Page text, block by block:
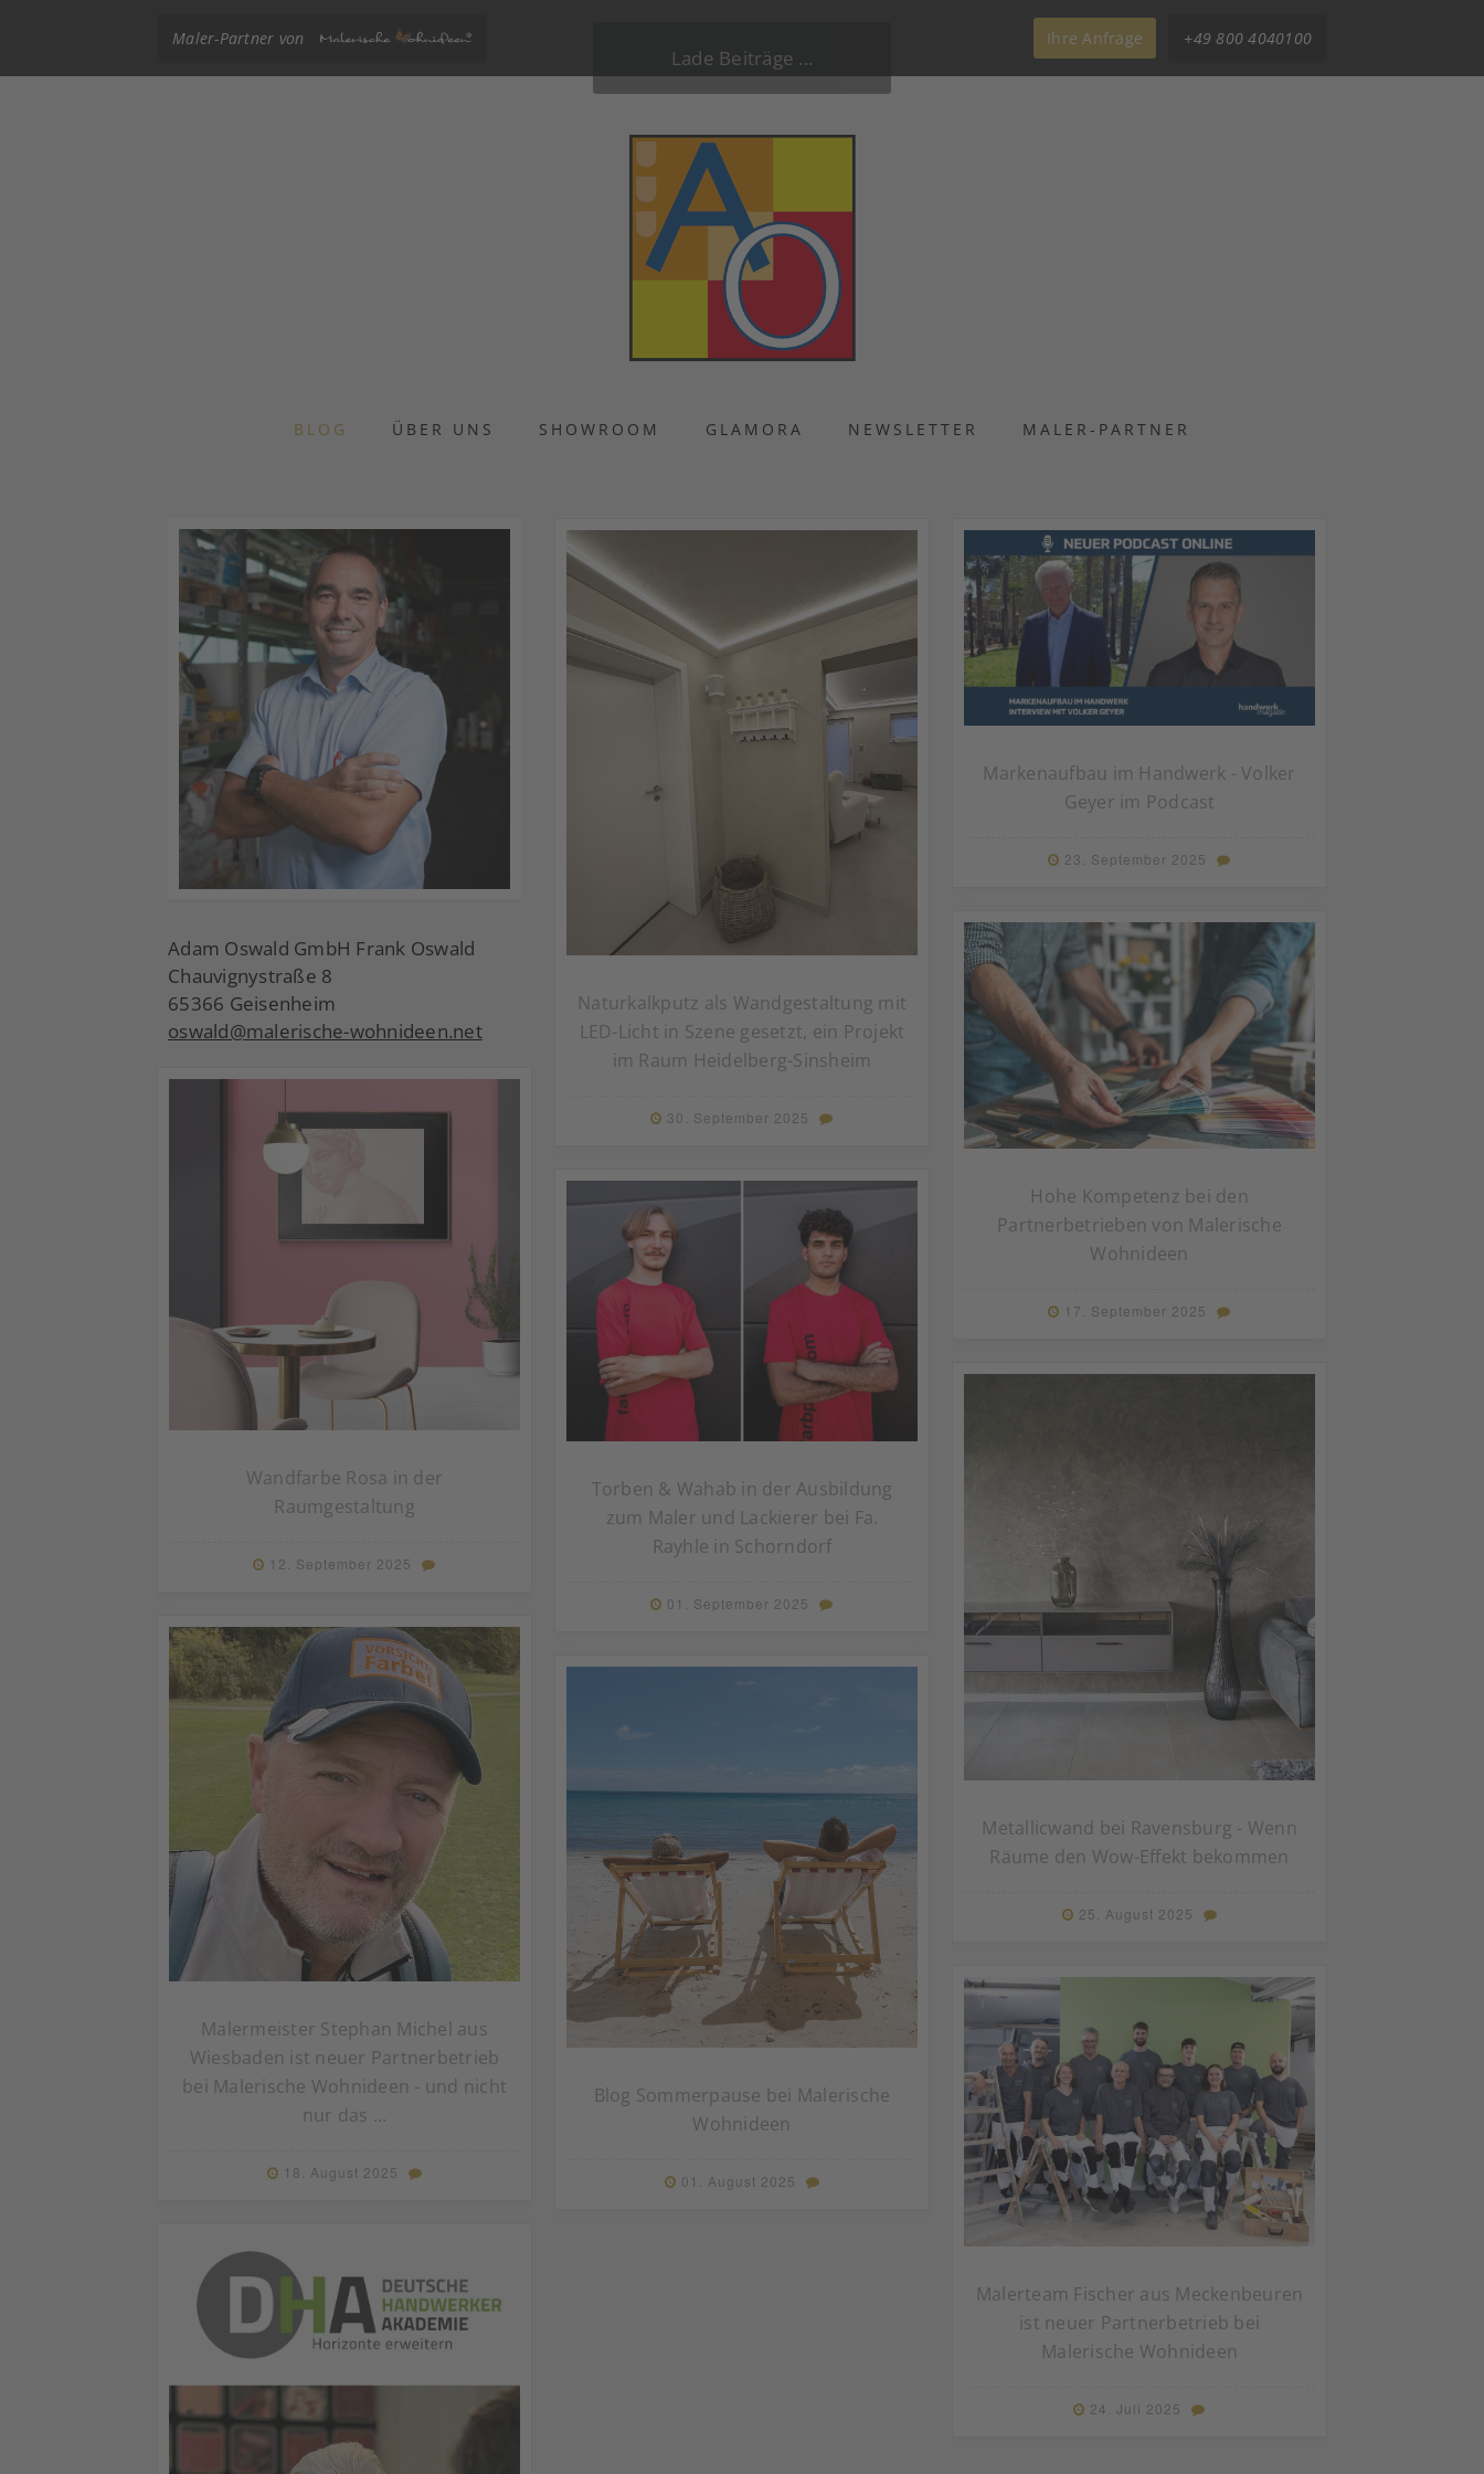
Maler-Partner von Ihre Anfrage +49 800 4040100
BLOG ÜBER UNS SHOWROOM GLAMORA NEWSLETTER MALER-PARTNER
Adam Oswald GmbH Frank Oswald
Chauvignystraße 8
65366 Geisenheim
oswald@malerische-wohnideen.net
Naturkalkputz als Wandgestaltung mit
LED-Licht in Szene gesetzt, ein Projekt
im Raum Heidelberg-Sinsheim
30. September 2025
Markenaufbau im Handwerk - Volker
Geyer im Podcast
23. September 2025
Hohe Kompetenz bei den
Partnerbetrieben von Malerische
Wohnideen
17. September 2025
Wandfarbe Rosa in der
Raumgestaltung
12. September 2025
Torben & Wahab in der Ausbildung
zum Maler und Lackierer bei Fa.
Rayhle in Schorndorf
01. September 2025
Metallicwand bei Ravensburg - Wenn
Räume den Wow-Effekt bekommen
25. August 2025
Malermeister Stephan Michel aus
Wiesbaden ist neuer Partnerbetrieb
bei Malerische Wohnideen - und nicht
nur das …
18. August 2025
Blog Sommerpause bei Malerische
Wohnideen
01. August 2025
Malerteam Fischer aus Meckenbeuren
ist neuer Partnerbetrieb bei
Malerische Wohnideen
24. Juli 2025
Lade Beiträge ...